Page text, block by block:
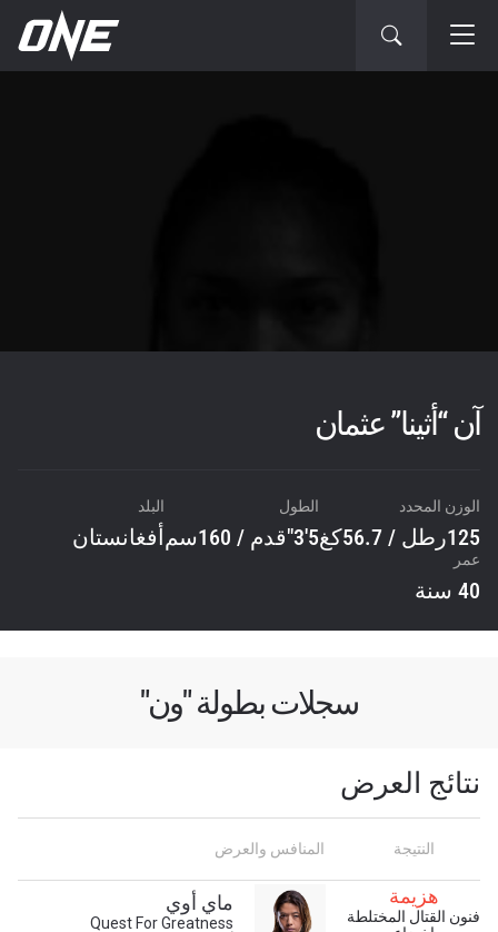
آن “أثينا” عثمان
الوزن المحدد
125رطل / 56.7كغ
الطول
5'3"قدم / 160سم
البلد
أفغانستان
عمر
40 سنة
سجلات بطولة "ون"
نتائج العرض
النتيجة المنافس والعرض
هزيمة
فنون القتال المختلطة
ماي أوي
Quest For Greatness